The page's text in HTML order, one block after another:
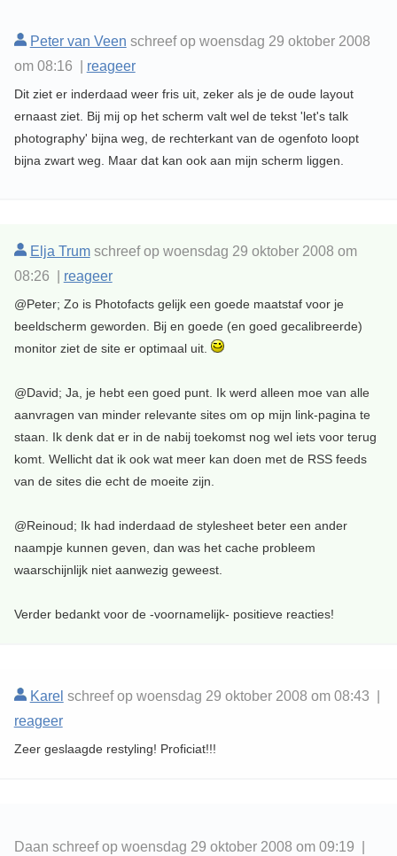
Peter van Veen schreef op woensdag 29 oktober 2008
om 08:16 | reageer
Dit ziet er inderdaad weer fris uit, zeker als je de oude layout
ernaast ziet. Bij mij op het scherm valt wel de tekst 'let's talk
photography' bijna weg, de rechterkant van de ogenfoto loopt
bijna zwart weg. Maar dat kan ook aan mijn scherm liggen.
Elja Trumschreef op woensdag 29 oktober 2008 om
08:26 | reageer
@Peter; Zo is Photofacts gelijk een goede maatstaf voor je
beeldscherm geworden. Bij en goede (en goed gecalibreerde)
monitor ziet de site er optimaal uit.
@David; Ja, je hebt een goed punt. Ik werd alleen moe van alle
aanvragen van minder relevante sites om op mijn link-pagina te
staan. Ik denk dat er in de nabij toekomst nog wel iets voor terug
komt. Wellicht dat ik ook wat meer kan doen met de RSS feeds
van de sites die echt de moeite zijn.
@Reinoud; Ik had inderdaad de stylesheet beter een ander
naampje kunnen geven, dan was het cache probleem
waarschijnlijk niet aanwezig geweest.
Verder bedankt voor de -voornamelijk- positieve reacties!
Karel schreef op woensdag 29 oktober 2008 om 08:43 |
reageer
Zeer geslaagde restyling! Proficiat!!!
Daan schreef op woensdag 29 oktober 2008 om 09:19 |